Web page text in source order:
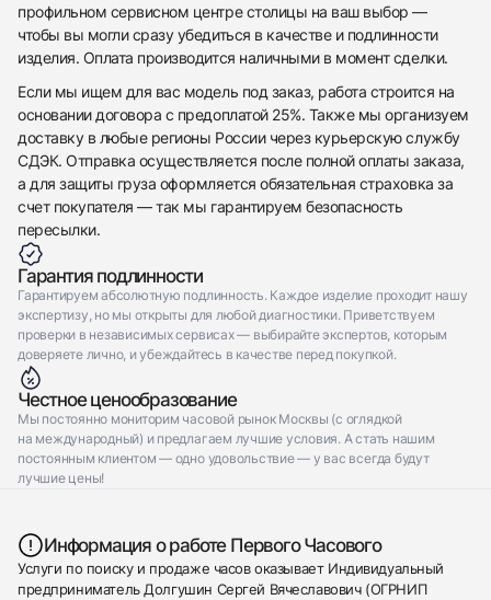
профильном сервисном центре столицы на ваш выбор —
чтобы вы могли сразу убедиться в качестве и подлинности
изделия. Оплата производится наличными в момент сделки.
Если мы ищем для вас модель под заказ, работа строится на
основании договора с предоплатой 25%. Также мы организуем
доставку в любые регионы России через курьерскую службу
СДЭК. Отправка осуществляется после полной оплаты заказа,
а для защиты груза оформляется обязательная страховка за
счет покупателя — так мы гарантируем безопасность
пересылки.
Гарантия подлинности
Гарантируем абсолютную подлинность. Каждое изделие проходит нашу
экспертизу, но мы открыты для любой диагностики. Приветствуем
проверки в независимых сервисах — выбирайте экспертов, которым
доверяете лично, и убеждайтесь в качестве перед покупкой.
Честное ценообразование
Мы постоянно мониторим часовой рынок Москвы (с оглядкой
на международный) и предлагаем лучшие условия. А стать нашим
постоянным клиентом — одно удовольствие — у вас всегда будут
лучшие цены!
Информация о работе Первого Часового
Услуги по поиску и продаже часов оказывает Индивидуальный
предприниматель Долгушин Сергей Вячеславович (ОГРНИП